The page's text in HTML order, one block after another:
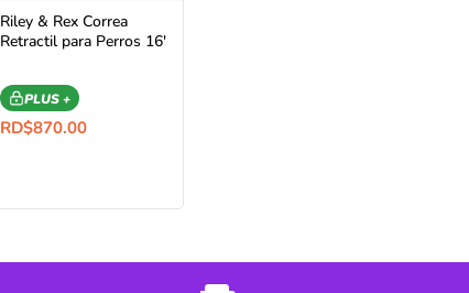
Riley & Rex Correa
Retractil para Perros 16′
PLUS +
RD$870.00